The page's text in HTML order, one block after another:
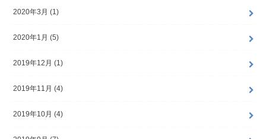
2020年3月 (1)
2020年1月 (5)
2019年12月 (1)
2019年11月 (4)
2019年10月 (4)